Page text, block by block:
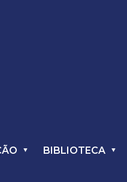
BIBLIOTECA